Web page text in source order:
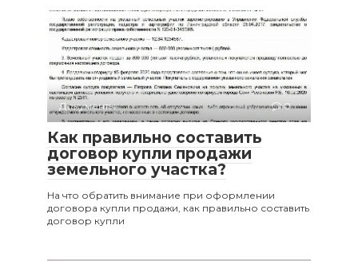
Документы 0
Как правильно составить
договор купли продажи
земельного участка?
На что обратить внимание при оформлении
договора купли продажи, как правильно составить
договор купли